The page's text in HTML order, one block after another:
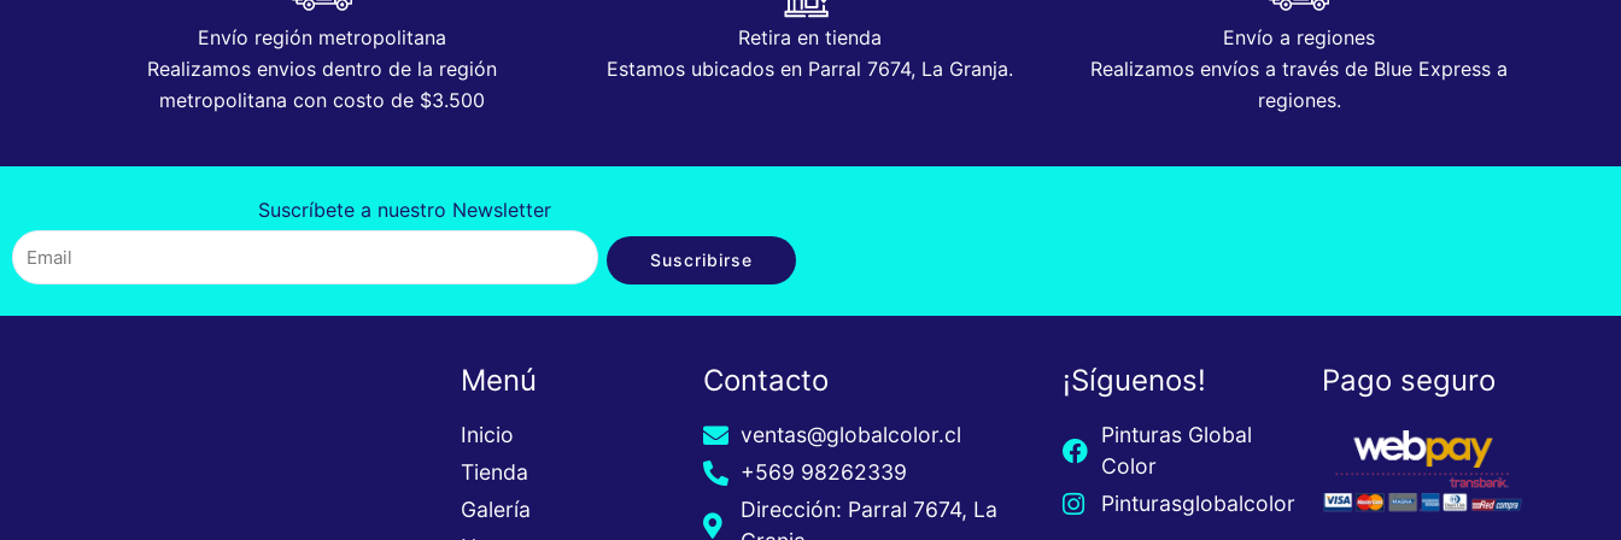
Envío región metropolitana
Realizamos envios dentro de la región
metropolitana con costo de $3.500
Retira en tienda
Estamos ubicados en Parral 7674, La Granja.
Envío a regiones
Realizamos envíos a través de Blue Express a
regiones.
Suscríbete a nuestro Newsletter
Email
Suscribirse
Menú
Inicio
Tienda
Galería
Contacto
ventas@globalcolor.cl
+569 98262339
Dirección: Parral 7674, La
¡Síguenos!
Pinturas Global
Color
Pinturasglobalcolor
Pago seguro